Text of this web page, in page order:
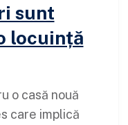
sunt
locuință
o casă nouă
care implică